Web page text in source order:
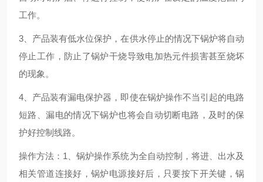
工作。
3、产品装有低水位保护，在供水停止的情况下锅炉将自动
停止工作，防止了锅炉干烧导致电加热元件损害甚至烧坏
的现象。
4、产品装有漏电保护器，即使在锅炉操作不当引起的电路
短路、漏电的情况下锅炉也将会自动切断电路，及时的保
护好控制线路。
操作方法：1、锅炉操作系统为全自动控制，将进、出水及
相关管道连接好，锅炉电源接好后，只要按下开关键，锅